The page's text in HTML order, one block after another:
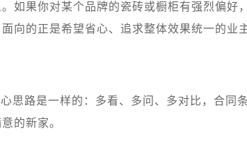
如果你对某个品牌的瓷砖或橱柜有强烈偏好
向的正是希望省心、追求整体效果统一的业
路是一样的：多看、多问、多对比，合同
的新家。